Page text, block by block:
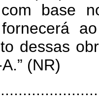
base
dessas
(NR)